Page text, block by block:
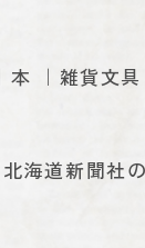
本 雑貨文具
北海道新聞社